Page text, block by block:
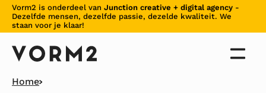
Skiplinks
Vorm2 is onderdeel van Junction creative + digital agency -
Dezelfde mensen, dezelfde passie, dezelde kwaliteit. We
staan voor je klaar!
Home